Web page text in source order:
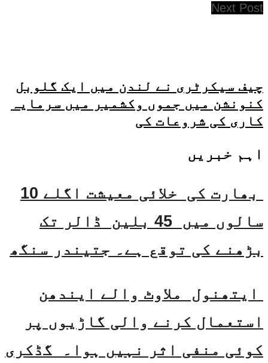
Next Post
چیف سیکرٹری نے لندن میں ایک گلوبل
کنونشن میں جموں وکشمیر میں سرمایہ
کاری کی شروعات کی
اہم خبریں
بھارت کی خلائی معیشت اگلے 10
سالوں میں 45 بلین ڈالر تک
بڑھنے کی توقع ہے۔ جتیندر سنگھ
ایتھنول ملاوٹ والے ایندھن
استعمال کرنے والی گاڑیوں پر
کوئی منفی اثر نہیں ہوا۔ گڈکری